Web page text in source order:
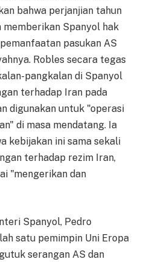
bahwa perjanjian tahun
memberikan Spanyol hak
pasukan AS
Robles secara tegas
pangkalan di Spanyol
terhadap Iran pada
digunakan untuk "operasi
di masa mendatang. Ia
kebijakan ini sama sekali
terhadap rezim Iran,
"mengerikan dan
Spanyol, Pedro
satu pemimpin Uni Eropa
serangan AS dan